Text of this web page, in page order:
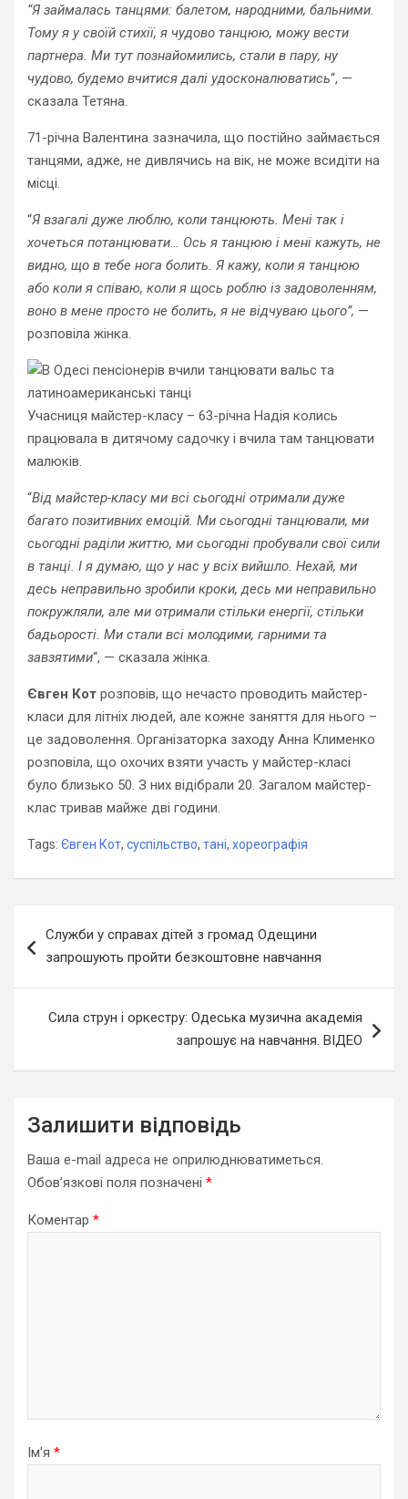
“Я займалась танцями: балетом, народними, бальними.
Тому я у своїй стихії, я чудово танцюю, можу вести
партнера. Ми тут познайомились, стали в пару, ну
чудово, будемо вчитися далі удосконалюватись“, —
сказала Тетяна.
71-річна Валентина зазначила, що постійно займається
танцями, адже, не дивлячись на вік, не може всидіти на
місці.
“Я взагалі дуже люблю, коли танцюють. Мені так і
хочеться потанцювати… Ось я танцюю і мені кажуть, не
видно, що в тебе нога болить. Я кажу, коли я танцюю
або коли я співаю, коли я щось роблю із задоволенням,
воно в мене просто не болить, я не відчуваю цього”, —
розповіла жінка.
Учасниця майстер-класу – 63-річна Надія колись
працювала в дитячому садочку і вчила там танцювати
малюків.
“Від майстер-класу ми всі сьогодні отримали дуже
багато позитивних емоцій. Ми сьогодні танцювали, ми
сьогодні раділи життю, ми сьогодні пробували свої сили
в танці. І я думаю, що у нас у всіх вийшло. Нехай, ми
десь неправильно зробили кроки, десь ми неправильно
покружляли, але ми отримали стільки енергії, стільки
бадьорості. Ми стали всі молодими, гарними та
завзятими“, — сказала жінка.
Євген Кот розповів, що нечасто проводить майстер-
класи для літніх людей, але кожне заняття для нього –
це задоволення. Організаторка заходу Анна Клименко
розповіла, що охочих взяти участь у майстер-класі
було близько 50. З них відібрали 20. Загалом майстер-
клас тривав майже дві години.
Tags: Євген Кот, суспільство, тані, хореографія
записів
Служби у справах дітей з громад Одещини
запрошують пройти безкоштовне навчання
Сила струн і оркестру: Одеська музична академія
запрошує на навчання. ВІДЕО
Залишити відповідь
Ваша e-mail адреса не оприлюднюватиметься.
Обов’язкові поля позначені *
Коментар *
Ім'я *